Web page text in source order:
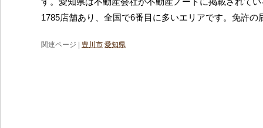
1785店舗あり、全国で6番目に多いエリアです。免許の
関連ページ | 豊川市 愛知県